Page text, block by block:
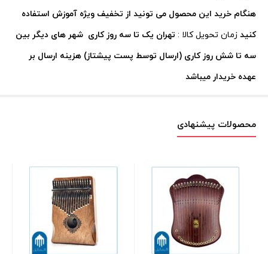
هنگام خرید این محصول می تونید از تخفیف ویژه آموزش استفاده
کنید زمان تحویل کالا : تهران یک تا سه روز کاری شهر های دیگر بین
سه تا شش روز کاری (ارسال توسط پست پیشتاز) هزینه ارسال بر
عهده خریدار میباشد
محصولات پیشنهادی